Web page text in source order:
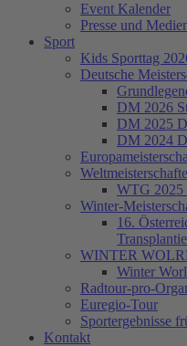
Event Kalender
Presse und
Sport
Kids Sporttag
Deutsche
DM 2026
DM 2025
DM 2024
WTG 2025
Winter-
16.
WINTER
Winter
Radtour-pro-
Euregio-Tour
Sportergebnisse
Kontakt